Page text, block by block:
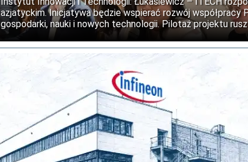
azjatyckim. Inicjatywa będzie wspierać rozwój współpracy
gospodarki, nauki i nowych technologii. Pilotaż projektu
realizacja programu planowana jest na 2027 rok.